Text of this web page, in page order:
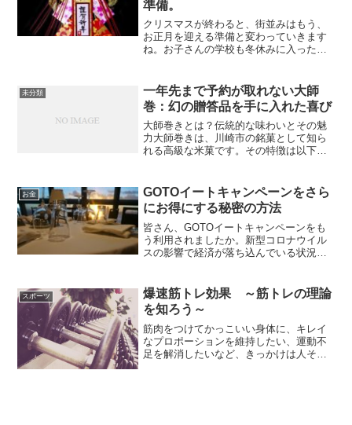
準備。
クリスマスが終わると、街並みはもう、
お正月を迎える準備と変わっていきます
ね。お子さんの学校も冬休みに入った
を片付けて、大掃除をしましたか。私
も、毎年年末のお休みになると...
未分類
一年先まで予約が取れない大師
巻：幻の贈答品を手に入れた喜び
大師巻きとは？伝統的な味わいとその魅
力大師巻きは、川崎市の銘菓として知ら
れる高級な米菓です。その特徴は以下の
した軽やかな食感が特徴的です。3. 川崎
大師にちなん...
お金
GOTOイートキャンペーンをさら
にお得にする秘密の方法
皆さん、GOTOイートキャンペーンをも
う利用されましたか。新型コロナウイル
スの影響で経済が落ち込んでいる状況を
用料金を国が補助して、飲食店の利用を
増やす取り組みと...
スポーツ
爆速筋トレ効果 ～筋トレの理論
を知ろう～
筋肉をつけてかっこいい身体に、キレイ
なプロポーションを維持したい、運動不
足を解消したいなど、きっかけは人それ